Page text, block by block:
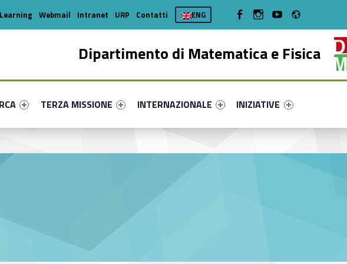
Dipartimento di Matematica e Fisica
primary-21456-16
#link-menu-primary-40865-35
Link identifier #link-menu-primary-54555-44
TERZA MISSIONE
Link identifier #link-menu-primary-72745-53
INTERNAZIONALE
Link identifier #link-menu-
INIZIATIVE
Webmail Intranet URP Contatti ENG WebMan on FacebookWebMan on Instagram
WebMan on Youtube